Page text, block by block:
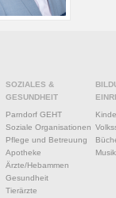
SOZIALES &
GESUNDHEIT
Parndorf GEHT
Soziale Organisationen
Pflege und Betreuung
Apotheke
Ärzte/Hebammen
Gesundheit
Tierärzte